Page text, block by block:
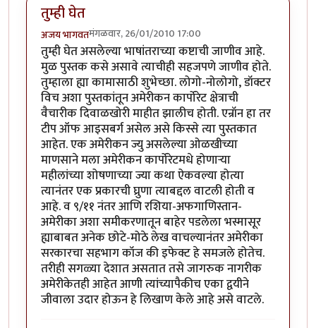
तुम्ही घेत
अजय भागवतमंगळवार, 26/01/2010 17:00
तुम्ही घेत असलेल्या भाषांतराच्या कष्टाची जाणीव आहे.
मुळ पुस्तक कसे असावे त्याचीही सहजपणे जाणीव होते.
तुम्हाला ह्या कामासाठी शुभेच्छा. लोगो-नोलोगो, डॉक्टर
विच अशा पुस्तकांतून अमेरीकन कार्पोरेट क्षेत्राची
वैचारीक दिवाळखोरी माहीत झालीच होती. एन्रॉन हा तर
टीप ऑफ आइसबर्ग असेल असे किस्से त्या पुस्तकात
आहेत. एक अमेरीकन ज्यु असलेल्या ओळखीच्या
माणसाने मला अमेरीकन कार्पोरेटमधे होणार्‍या
महीलांच्या शोषणाच्या ज्या कथा ऐकवल्या होत्या
त्यानंतर एक प्रकारची घ्रुणा त्याबद्दल वाटली होती व
आहे. व ९/११ नंतर आणि रशिया-अफगाणिस्तान-
अमेरीका अशा समीकरणातून बाहेर पडलेला भस्मासूर
ह्याबाबत अनेक छोटे-मोठे लेख वाचल्यानंतर अमेरीका
सरकारचा सहभाग कॉज की इफेक्ट हे समजले होतेच.
तरीही सगळ्या देशात असतात तसे जागरुक नागरीक
अमेरीकेतही आहेत आणी त्यांच्यापैकीच एका द्वयीने
जीवाला उदार होऊन हे लिखाण केले आहे असे वाटले.